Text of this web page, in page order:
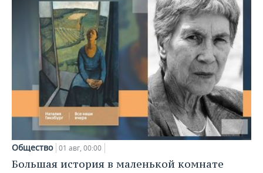
Общество 01 авг, 00:00
Большая история в маленькой комнате